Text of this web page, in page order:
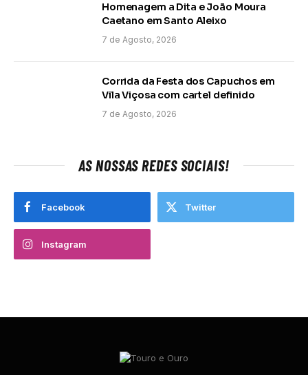
Homenagem a Dita e João Moura
Caetano em Santo Aleixo
7 de Agosto, 2026
Corrida da Festa dos Capuchos em
Vila Viçosa com cartel definido
7 de Agosto, 2026
AS NOSSAS REDES SOCIAIS!
Facebook Twitter
Instagram